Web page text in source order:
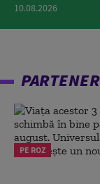
10.08.2026
PE ROZ